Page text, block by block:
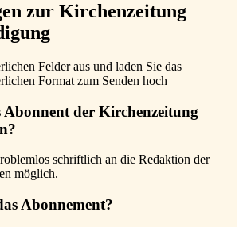
zur Kirchenzeitung
Felder aus und laden Sie das
Format zum Senden hoch
der Kirchenzeitung
schriftlich an die Redaktion der
möglich.
Abonnement?